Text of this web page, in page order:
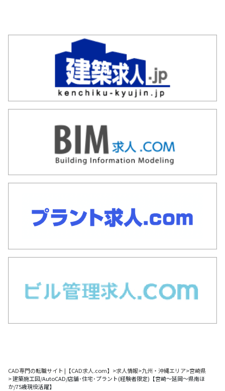
CAD専門の転職サイト |【CAD求人.com】 >求人情報>九州・沖縄エリア>宮崎県
> 建築施工図/AutoCAD/店舗･住宅･プラント(経験者限定)【宮崎～延岡～県南ほ
か/75歳現役活躍】